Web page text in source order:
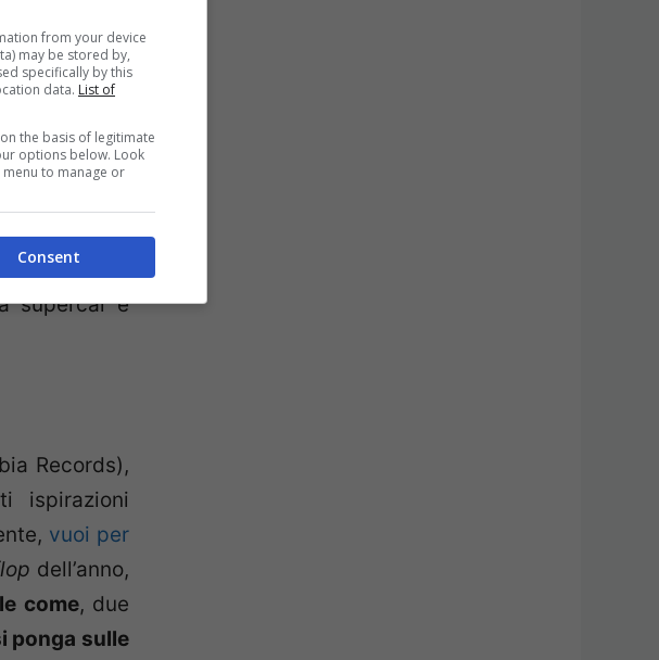
di fondo
brani come
Mr Lonely
Boyè
da parte
nei
buffa e
supercar e
Records),
ispirazioni
vuoi per
dell’anno,
come, due
ponga sulle
from your device
may be stored by,
specifically by this
data. List of
the basis of legitimate
options below. Look
to manage or
Consent